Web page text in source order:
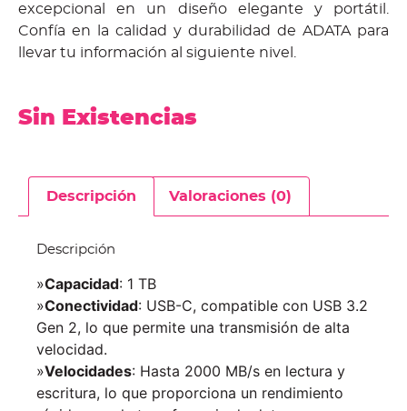
excepcional en un diseño elegante y portátil.
Confía en la calidad y durabilidad de ADATA para
llevar tu información al siguiente nivel.
Sin Existencias
Descripción Valoraciones (0)
Descripción
»Capacidad: 1 TB
»Conectividad: USB-C, compatible con USB 3.2
Gen 2, lo que permite una transmisión de alta
velocidad.
»Velocidades: Hasta 2000 MB/s en lectura y
escritura, lo que proporciona un rendimiento